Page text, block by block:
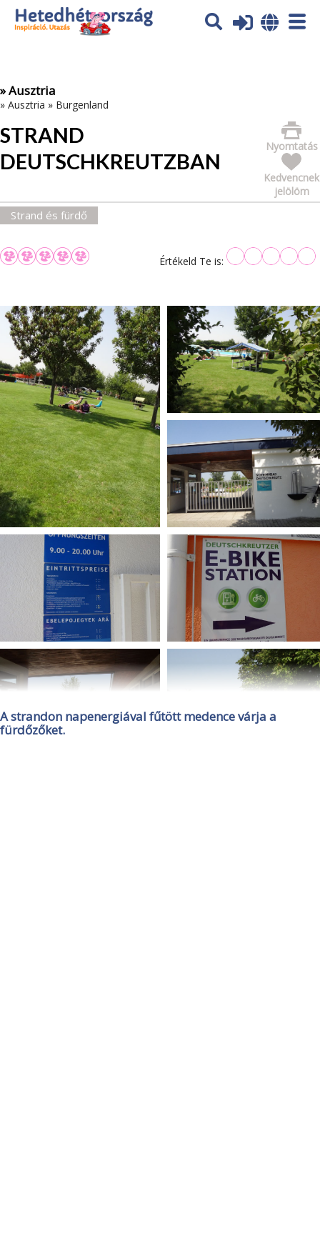
Az oldal sütiket (cookies) használ. További tájékoztatás itt:
Adatvédelmi tájékoztató
» Ausztria
» Ausztria » Burgenland
STRAND
DEUTSCHKREUTZBAN
Nyomtatás
Kedvencnek
jelölöm
Strand és fürdő
Értékeld Te is:
A strandon napenergiával fűtött medence várja a
fürdőzőket.